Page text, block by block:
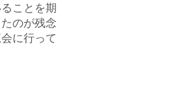
ことを期
のが残念
に行って